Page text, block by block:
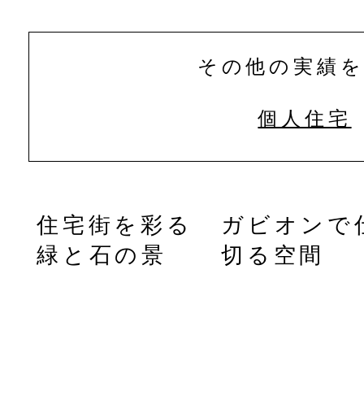
その他の実績
個人住宅
住宅街を彩る
緑と石の景
ガビオンで
切る空間